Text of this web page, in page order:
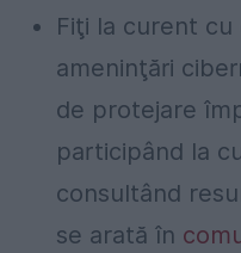
Fiţi la curent
ameninţări
de protejare
participând la
consultând
se arată în